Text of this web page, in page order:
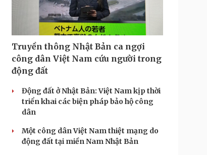
Truyền thông Nhật Bản ca ngợi
công dân Việt Nam cứu người trong
động đất
Động đất ở Nhật Bản: Việt Nam kịp thời
triển khai các biện pháp bảo hộ công
dân
Một công dân Việt Nam thiệt mạng do
động đất tại miền Nam Nhật Bản